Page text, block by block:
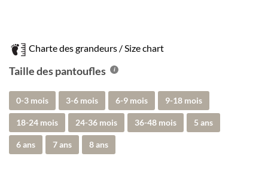
Charte des grandeurs / Size chart
Taille des pantoufles
0-3 mois 3-6 mois 6-9 mois 9-18 mois
18-24 mois 24-36 mois 36-48 mois 5 ans
6 ans 7 ans 8 ans